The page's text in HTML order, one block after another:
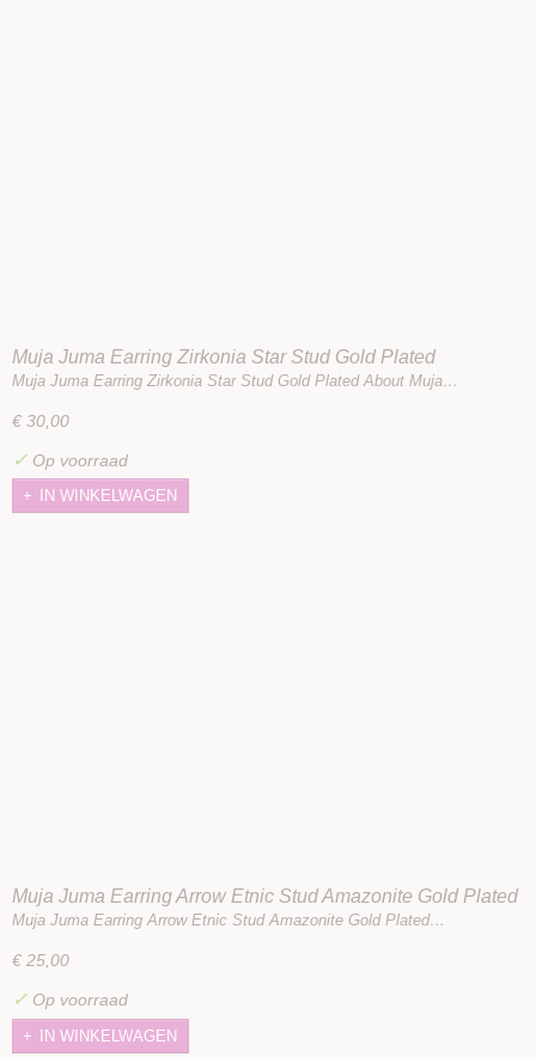
Muja Juma Earring Zirkonia Star Stud Gold Plated
Muja Juma Earring Zirkonia Star Stud Gold Plated About Muja…
€ 30,00
✓ Op voorraad
IN WINKELWAGEN
Muja Juma Earring Arrow Etnic Stud Amazonite Gold Plated
Muja Juma Earring Arrow Etnic Stud Amazonite Gold Plated…
€ 25,00
✓ Op voorraad
IN WINKELWAGEN